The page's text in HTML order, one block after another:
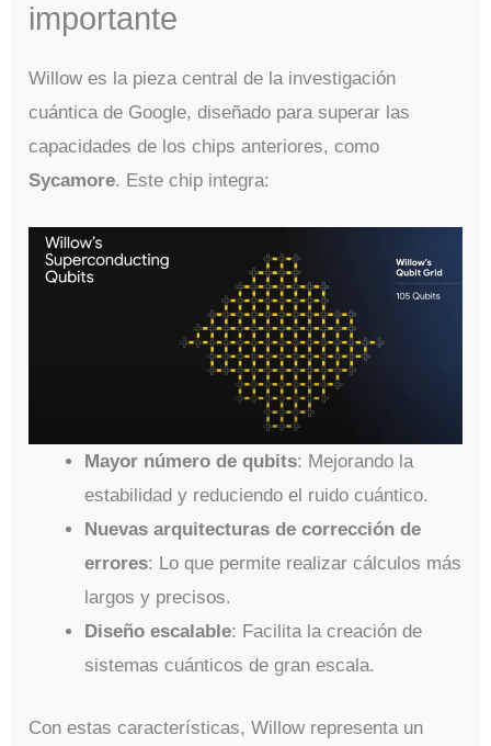
importante
Willow es la pieza central de la investigación
cuántica de Google, diseñado para superar las
capacidades de los chips anteriores, como
Sycamore. Este chip integra:
Mayor número de qubits: Mejorando la
estabilidad y reduciendo el ruido cuántico.
Nuevas arquitecturas de corrección de
errores: Lo que permite realizar cálculos más
largos y precisos.
Diseño escalable: Facilita la creación de
sistemas cuánticos de gran escala.
Con estas características, Willow representa un